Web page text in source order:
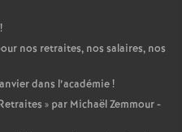
!
nos retraites, nos salaires, nos
dans l’académie!
» par Michaël Zemmour -